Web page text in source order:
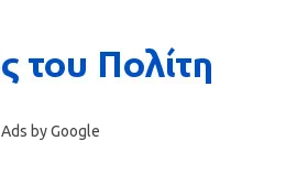
Ads by Google